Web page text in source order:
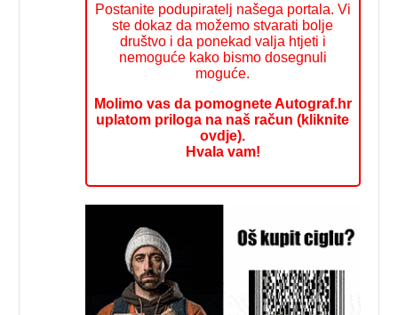
Postanite podupiratelj našega portala. Vi
ste dokaz da možemo stvarati bolje
društvo i da ponekad valja htjeti i
nemoguće kako bismo dosegnuli
moguće.
Molimo vas da pomognete Autograf.hr
uplatom priloga na naš račun (kliknite
ovdje).
Hvala vam!